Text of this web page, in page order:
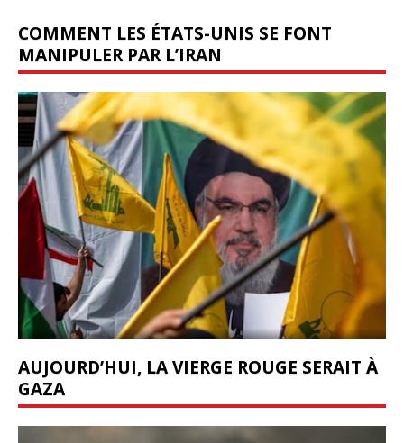
COMMENT LES ÉTATS-UNIS SE FONT
MANIPULER PAR L’IRAN
AUJOURD’HUI, LA VIERGE ROUGE SERAIT À
GAZA